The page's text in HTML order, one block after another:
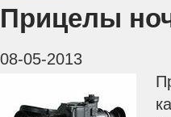
Прицелы
08-05-2013